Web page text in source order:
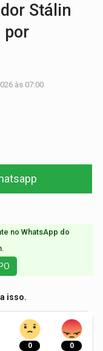
Stálin
por
às 07:00
no WhatsApp do
isso.
0 0